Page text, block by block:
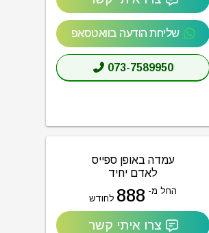
שליחת הודעה בוואטסאפ
073-7589950
עמדה באופן ספייס
לאדם יחיד
החל מ- 888 לחודש
צרו איתי קשר